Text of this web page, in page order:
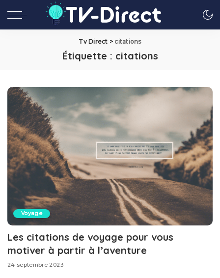
Tv Direct > citations
Étiquette : citations
Voyage
Les citations de voyage pour vous
motiver à partir à l’aventure
24 septembre 2023